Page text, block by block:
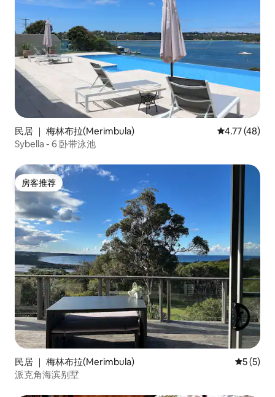
民居 ｜ 梅林布拉(Merimbula) 平均评分
4.77 (48)
Sybella - 6 卧带泳池
房客推荐
房客推荐
民居 ｜ 梅林布拉(Merimbula) 平均评分
5 (5)
派克角海滨别墅